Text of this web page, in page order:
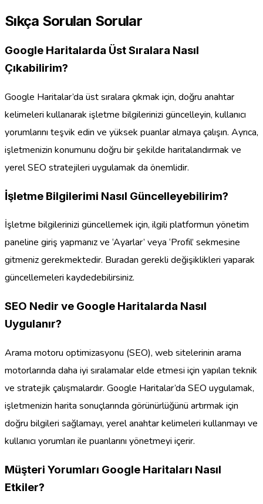
Sıkça Sorulan Sorular
Google Haritalarda Üst Sıralara Nasıl
Çıkabilirim?
Google Haritalar’da üst sıralara çıkmak için, doğru anahtar
kelimeleri kullanarak işletme bilgilerinizi güncelleyin, kullanıcı
yorumlarını teşvik edin ve yüksek puanlar almaya çalışın. Ayrıca,
işletmenizin konumunu doğru bir şekilde haritalandırmak ve
yerel SEO stratejileri uygulamak da önemlidir.
İşletme Bilgilerimi Nasıl Güncelleyebilirim?
İşletme bilgilerinizi güncellemek için, ilgili platformun yönetim
paneline giriş yapmanız ve ‘Ayarlar’ veya ‘Profil’ sekmesine
gitmeniz gerekmektedir. Buradan gerekli değişiklikleri yaparak
güncellemeleri kaydedebilirsiniz.
SEO Nedir ve Google Haritalarda Nasıl
Uygulanır?
Arama motoru optimizasyonu (SEO), web sitelerinin arama
motorlarında daha iyi sıralamalar elde etmesi için yapılan teknik
ve stratejik çalışmalardır. Google Haritalar’da SEO uygulamak,
işletmenizin harita sonuçlarında görünürlüğünü artırmak için
doğru bilgileri sağlamayı, yerel anahtar kelimeleri kullanmayı ve
kullanıcı yorumları ile puanlarını yönetmeyi içerir.
Müşteri Yorumları Google Haritaları Nasıl
Etkiler?